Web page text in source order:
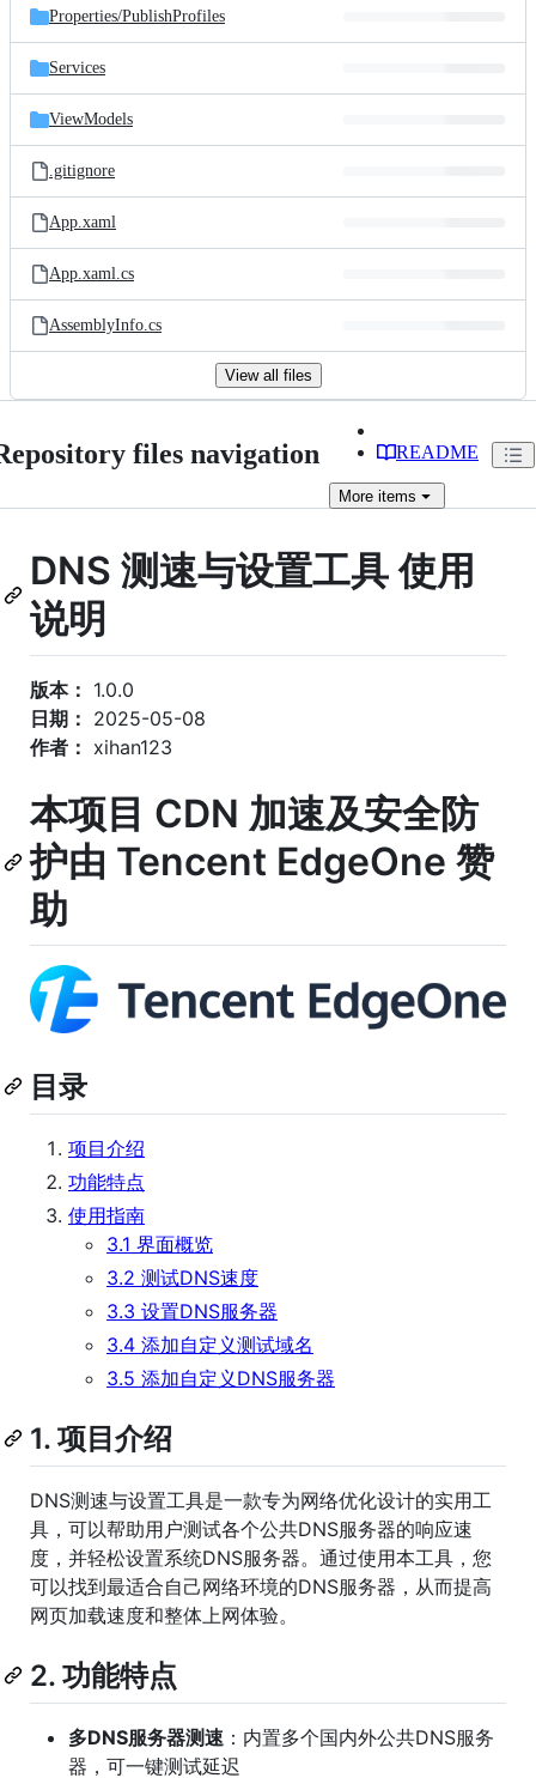
Properties/PublishProfiles
Services
ViewModels
.gitignore
App.xaml
App.xaml.cs
AssemblyInfo.cs
View all files
files navigation README
More items
DNS 测速与设置工具 使用
说明
版本： 1.0.0
日期： 2025-05-08
作者： xihan123
本项目 CDN 加速及安全防
护由 Tencent EdgeOne 赞
助
目录
项目介绍
功能特点
使用指南
3.1 界面概览
3.2 测试DNS速度
3.3 设置DNS服务器
3.4 添加自定义测试域名
3.5 添加自定义DNS服务器
1. 项目介绍
DNS测速与设置工具是一款专为网络优化设计的实用工
具，可以帮助用户测试各个公共DNS服务器的响应速
度，并轻松设置系统DNS服务器。通过使用本工具，您
可以找到最适合自己网络环境的DNS服务器，从而提高
网页加载速度和整体上网体验。
2. 功能特点
多DNS服务器测速 ：内置多个国内外公共DNS服务
器，可一键测试延迟